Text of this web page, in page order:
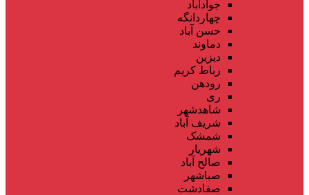
جوادآباد
چهاردانگه
حسن آباد
دماوند
دیزین
رباط کریم
رودهن
ری
شاهدشهر
شریف آباد
شمشک
شهریار
صالح آباد
صباشهر
صفادشت